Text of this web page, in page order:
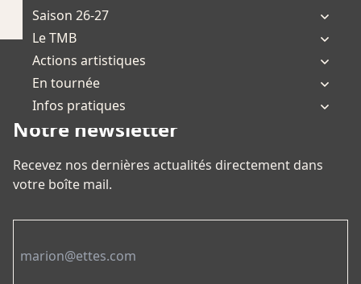
Saison 26-27
Le TMB
Actions artistiques
En tournée
Infos pratiques
Notre newsletter
Recevez nos dernières actualités directement dans
votre boîte mail.